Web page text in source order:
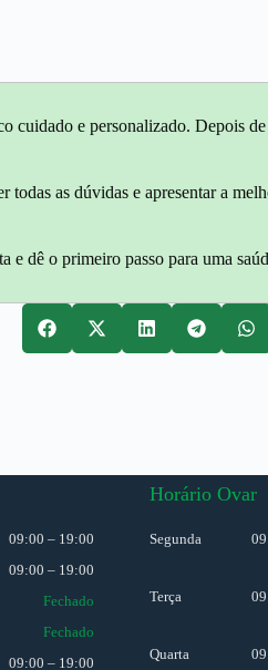
cuidado e personalizado. Depois
todas as dúvidas e apresentar a
e dê o primeiro passo para uma
09:00 – 19:00
09:00 – 19:00
Fechado
Fechado
09:00 – 19:00
Horário Ovar
Segunda
Terça
Quarta